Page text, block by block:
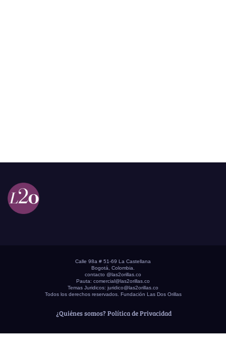
Calle 98a # 51-69 La Castellana
Bogotá, Colombia.
contacto @las2orillas.co
Pauta: comercial@las2orillas.co
Temas Juridicos: juridico@las2orillas.co
Todos los derechos reservados. Fundación Las Dos Orillas
¿Quiénes somos? Política de Privacidad